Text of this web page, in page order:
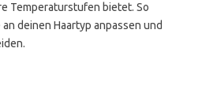
Temperaturstufen bietet. So
deinen Haartyp anpassen und